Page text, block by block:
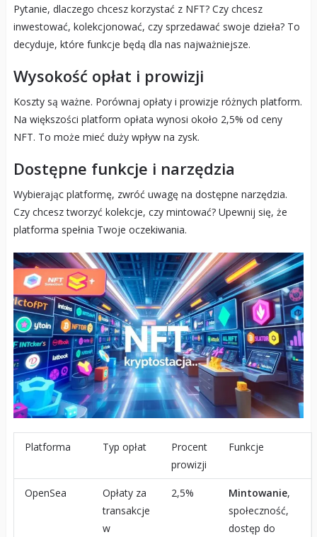
Pytanie, dlaczego chcesz korzystać z NFT? Czy chcesz
inwestować, kolekcjonować, czy sprzedawać swoje dzieła? To
decyduje, które funkcje będą dla nas najważniejsze.
Wysokość opłat i prowizji
Koszty są ważne. Porównaj opłaty i prowizje różnych platform.
Na większości platform opłata wynosi około 2,5% od ceny
NFT. To może mieć duży wpływ na zysk.
Dostępne funkcje i narzędzia
Wybierając platformę, zwróć uwagę na dostępne narzędzia.
Czy chcesz tworzyć kolekcje, czy mintować? Upewnij się, że
platforma spełnia Twoje oczekiwania.
Platforma Typ opłat
Procent
prowizji
Funkcje
OpenSea
Opłaty za
transakcje
w
2,5% Mintowanie,
społeczność,
dostęp do